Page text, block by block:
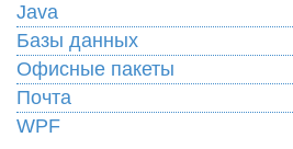
Java
Базы данных
Офисные пакеты
Почта
WPF